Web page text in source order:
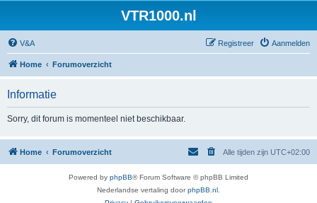
VTR1000.nl
V&A Aanmelden
Registreer
Home Forumoverzicht
Informatie
Sorry, dit forum is momenteel niet beschikbaar.
Home Forumoverzicht Alle tijden zijn UTC+02:00
Powered by phpBB® Forum Software © phpBB Limited
Nederlandse vertaling doorphpBB.nl